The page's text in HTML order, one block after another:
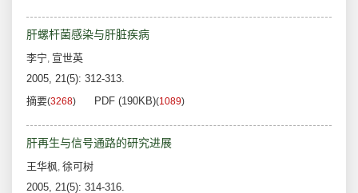
肝螺杆菌感染与肝脏疾病
李宁, 宣世英
2005, 21(5): 312-313.
摘要(3268) PDF (190KB)(1089)
肝再生与信号通路的研究进展
王华枫, 徐可树
2005, 21(5): 314-316.